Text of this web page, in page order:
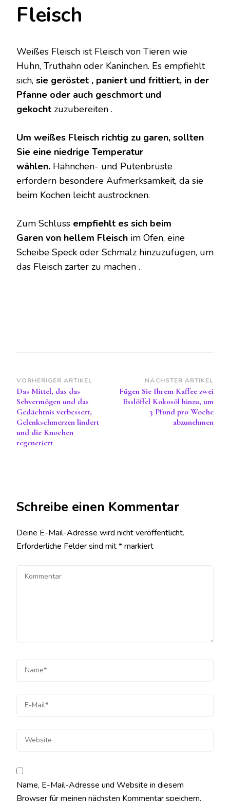
Fleisch
Weißes Fleisch ist Fleisch von Tieren wie
Huhn, Truthahn oder Kaninchen. Es empfiehlt
sich, sie geröstet , paniert und frittiert, in der
Pfanne oder auch geschmort und
gekocht zuzubereiten .
Um weißes Fleisch richtig zu garen, sollten
Sie eine niedrige Temperatur
wählen. Hähnchen- und Putenbrüste
erfordern besondere Aufmerksamkeit, da sie
beim Kochen leicht austrocknen.
Zum Schluss empfiehlt es sich beim
Garen von hellem Fleisch im Ofen, eine
Scheibe Speck oder Schmalz hinzuzufügen, um
das Fleisch zarter zu machen .
Beitragsnavigation
VORHERIGER ARTIKEL
Das Mittel, das das
Sehvermögen und das
Gedächtnis verbessert,
Gelenkschmerzen lindert
und die Knochen
regeneriert
NÄCHSTER ARTIKEL
Fügen Sie Ihrem Kaffee zwei
Esslöffel Kokosöl hinzu, um
3 Pfund pro Woche
abzunehmen
Schreibe einen Kommentar
Deine E-Mail-Adresse wird nicht veröffentlicht.
Erforderliche Felder sind mit*markiert
Name, E-Mail-Adresse und Website in diesem
Browser für meinen nächsten Kommentar speichern.